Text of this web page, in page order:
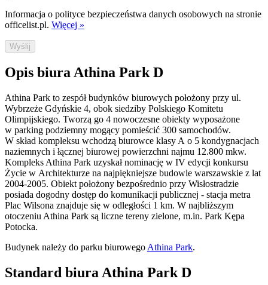
Informacja o polityce bezpieczeństwa danych osobowych na stronie
officelist.pl. Więcej »
Wyślij
Opis biura Athina Park D
Athina Park to zespół budynków biurowych położony przy ul.
Wybrzeże Gdyńskie 4, obok siedziby Polskiego Komitetu
Olimpijskiego. Tworzą go 4 nowoczesne obiekty wyposażone
w parking podziemny mogący pomieścić 300 samochodów.
W skład kompleksu wchodzą biurowce klasy A o 5 kondygnacjach
naziemnych i łącznej biurowej powierzchni najmu 12.800 mkw.
Kompleks Athina Park uzyskał nominację w IV edycji konkursu
Życie w Architekturze na najpiękniejsze budowle warszawskie z lat
2004-2005. Obiekt położony bezpośrednio przy Wisłostradzie
posiada dogodny dostęp do komunikacji publicznej - stacja metra
Plac Wilsona znajduje się w odległości 1 km. W najbliższym
otoczeniu Athina Park są liczne tereny zielone, m.in. Park Kępa
Potocka.
Budynek należy do parku biurowego Athina Park.
Standard biura Athina Park D